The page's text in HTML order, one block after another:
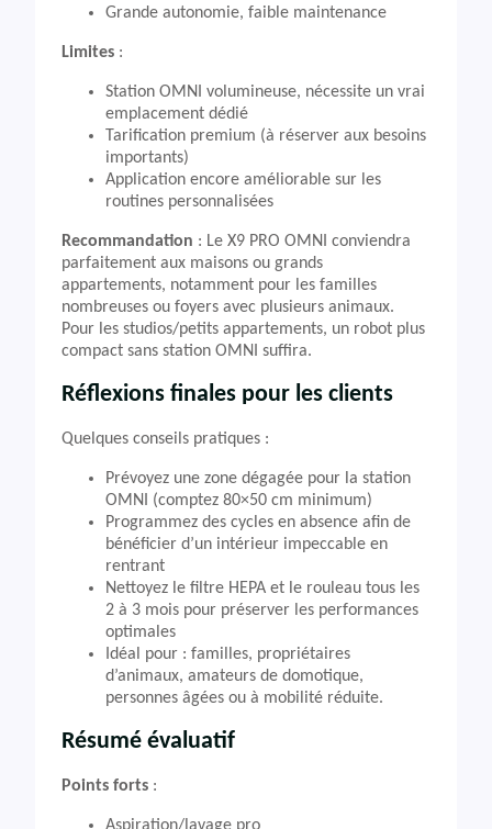
Grande autonomie, faible maintenance
Limites :
Station OMNI volumineuse, nécessite un vrai
emplacement dédié
Tarification premium (à réserver aux besoins
importants)
Application encore améliorable sur les
routines personnalisées
Recommandation : Le X9 PRO OMNI conviendra
parfaitement aux maisons ou grands
appartements, notamment pour les familles
nombreuses ou foyers avec plusieurs animaux.
Pour les studios/petits appartements, un robot plus
compact sans station OMNI suffira.
Réflexions finales pour les clients
Quelques conseils pratiques :
Prévoyez une zone dégagée pour la station
OMNI (comptez 80×50 cm minimum)
Programmez des cycles en absence afin de
bénéficier d’un intérieur impeccable en
rentrant
Nettoyez le filtre HEPA et le rouleau tous les
2 à 3 mois pour préserver les performances
optimales
Idéal pour : familles, propriétaires
d’animaux, amateurs de domotique,
personnes âgées ou à mobilité réduite.
Résumé évaluatif
Points forts :